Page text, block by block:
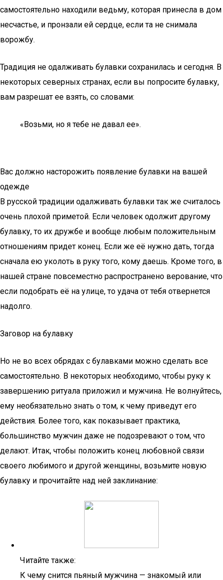
самостоятельно находили ведьму, которая принесла в дом
несчастье, и пронзали ей сердце, если та не снимала
ворожбу.
Традиция не одалживать булавки сохранилась и сегодня. В
некоторых северных странах, если вы попросите булавку,
вам разрешат ее взять, со словами:
«Возьми, но я тебе не давал ее».
Вас должно насторожить появление булавки на вашей
одежде
В русской традиции одалживать булавки так же считалось
очень плохой приметой. Если человек одолжит другому
булавку, то их дружбе и вообще любым положительным
отношениям придет конец. Если же её нужно дать, тогда
сначала ею уколоть в руку того, кому даешь. Кроме того, в
нашей стране повсеместно распространено верование, что
если подобрать её на улице, то удача от тебя отвернется
надолго.
Заговор на булавку
Но не во всех обрядах с булавками можно сделать все
самостоятельно. В некоторых необходимо, чтобы руку к
завершению ритуала приложил и мужчина. Не волнуйтесь,
ему необязательно знать о том, к чему приведут его
действия. Более того, как показывает практика,
большинство мужчин даже не подозревают о том, что
делают. Итак, чтобы положить конец любовной связи
своего любимого и другой женщины, возьмите новую
булавку и прочитайте над ней заклинание:
Читайте также:
К чему снится пьяный мужчина — знакомый или